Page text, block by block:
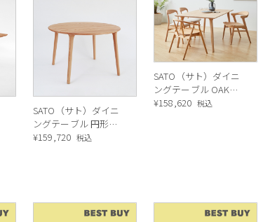
SATO（サト）ダイニ
ングテーブル 円形
OAK W1100
¥159,720 税込
SATO（サト）ダイニ
ングテーブル OAK
W1500
¥158,620 税込